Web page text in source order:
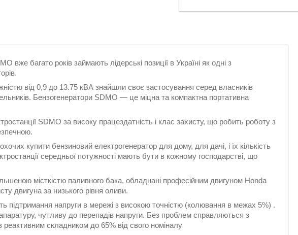
вже багато років займають лідерські позиції в Україні як одні з
від 0,9 до 13.75 кВА знайшли своє застосування серед власників
Бензогенератори SDMO — це міцна та компактна портативна
SDMO за високу працездатність і клас захисту, що робить роботу з
купити бензиновий електрогенератор для дому, для дачі, і їх кількість
середньої потужності мають бути в кожному господарстві, що
місткістю паливного бака, обладнані професійним двигуном Honda
двигуна за низького рівня оливи.
підтримання напруги в мережі з високою точністю (колювання в межах 5%) .
чутливу до перепадів напруги. Без проблем справляються з
реактивним складником до 65% від свого номіналу